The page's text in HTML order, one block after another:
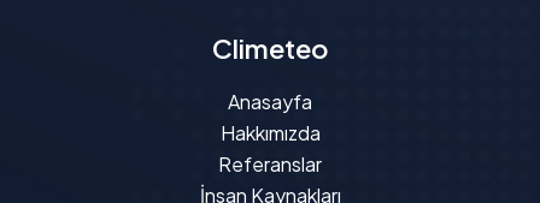
Climeteo
Anasayfa
Hakkımızda
Referanslar
İnsan Kaynakları